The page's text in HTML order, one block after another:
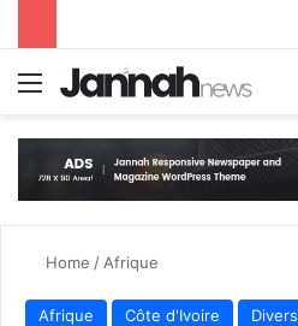
Menu
Home / Afrique
Afrique Côte d'Ivoire Divers